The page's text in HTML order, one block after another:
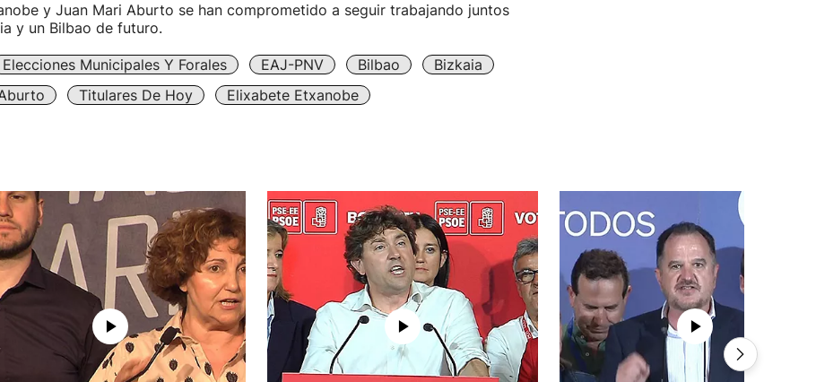
y Juan Mari Aburto se han comprometido a seguir trabajando juntos
y un Bilbao de futuro.
Elecciones Municipales Y Forales EAJ-PNV Bilbao
Bizkaia
Titulares De Hoy Elixabete Etxanobe